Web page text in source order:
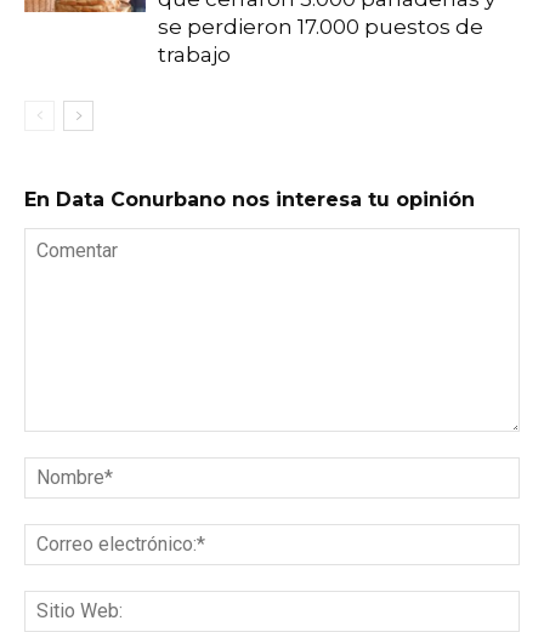
se perdieron 17.000 puestos de
trabajo
En Data Conurbano nos interesa tu opinión